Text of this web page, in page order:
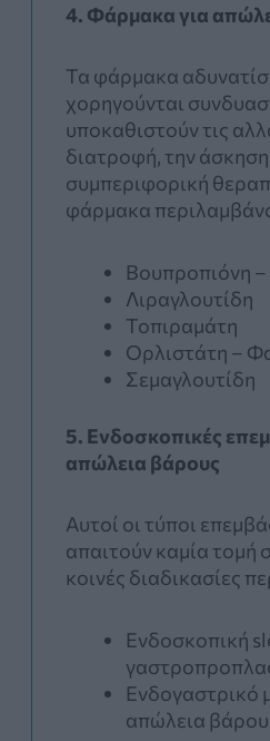
4. Φάρμακα για
Τα φάρμακα
χορηγούνται
υποκαθιστούν τις
διατροφή, την άσκηση
συμπεριφορική
φάρμακα
Βουπροπιόνη
Λιραγλουτίδη
Τοπιραμάτη
Ορλιστάτη –
Σεμαγλουτίδη
5. Ενδοσκοπικές
απώλεια βάρους
Αυτοί οι τύποι
απαιτούν καμία τομή
κοινές διαδικασίες
Ενδοσκοπική
Ενδογαστρικό
απώλεια